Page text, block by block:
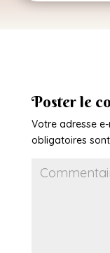
Poster le
Votre adresse
obligatoires